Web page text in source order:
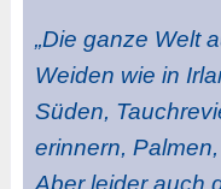
„Die ganze Welt
Weiden wie in
Süden,
erinnern,
Aber leider auch